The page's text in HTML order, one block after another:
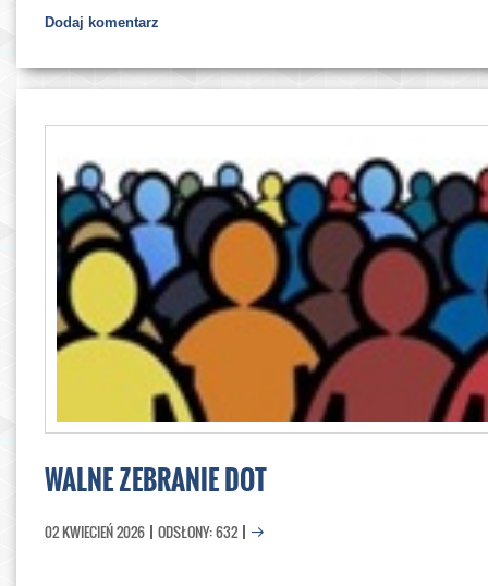
Dodaj komentarz
WALNE ZEBRANIE DOT
02 KWIECIEŃ 2026 ODSŁONY: 632